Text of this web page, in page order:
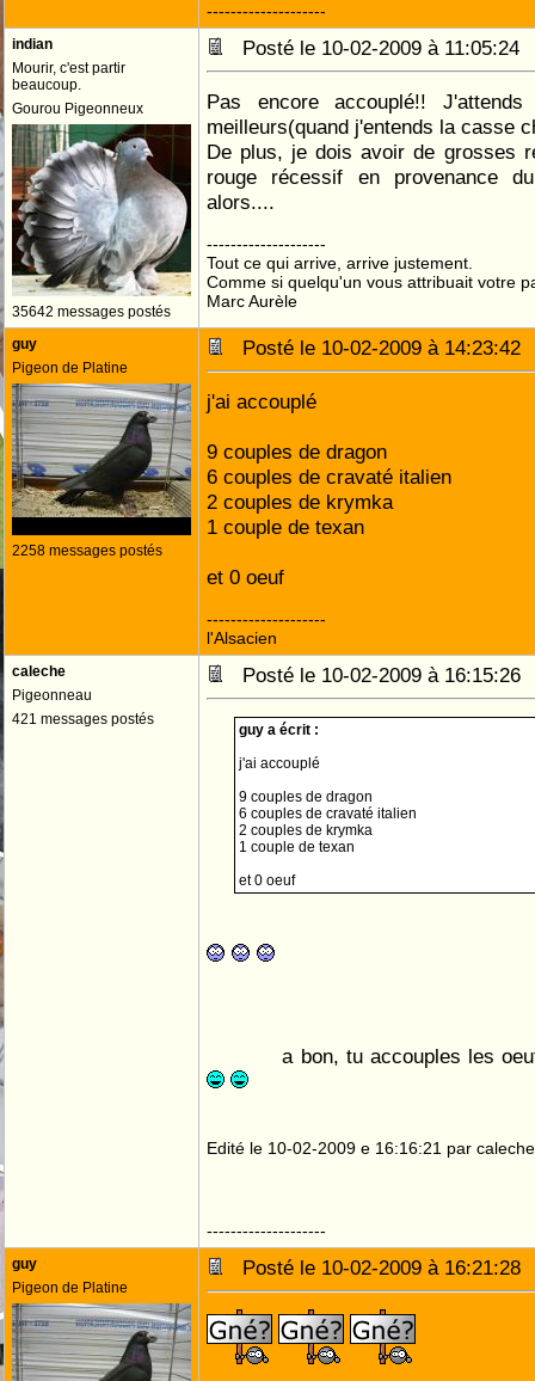
--------------------
indian
Mourir, c'est partir
beaucoup.
Gourou Pigeonneux
35642 messages postés
Posté le 10-02-2009 à
Pas encore accouplé!!
meilleurs(quand j'entends la casse
De plus, je dois avoir de grosses
rouge récessif en provenance
alors....
--------------------
Tout ce qui arrive, arrive justement.
Comme si quelqu'un vous attribuait votre
Marc Aurèle
guy
Pigeon de Platine
2258 messages postés
Posté le 10-02-2009 à
j'ai accouplé
9 couples de dragon
6 couples de cravaté italien
2 couples de krymka
1 couple de texan
et 0 oeuf
--------------------
l'Alsacien
caleche
Pigeonneau
421 messages postés
Posté le 10-02-2009 à
guy a écrit :
j'ai accouplé
9 couples de dragon
6 couples de cravaté italien
2 couples de krymka
1 couple de texan
et 0 oeuf
a bon, tu accouples les
Edité le 10-02-2009 e 16:16:21 par caleche
--------------------
guy
Pigeon de Platine
Posté le 10-02-2009 à